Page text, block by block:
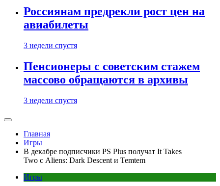
Россиянам предрекли рост цен на
авиабилеты
3 недели спустя
Пенсионеры с советским стажем
массово обращаются в архивы
3 недели спустя
Главная
Игры
В декабре подписчики PS Plus получат It Takes
Two с Aliens: Dark Descent и Temtem
Игры